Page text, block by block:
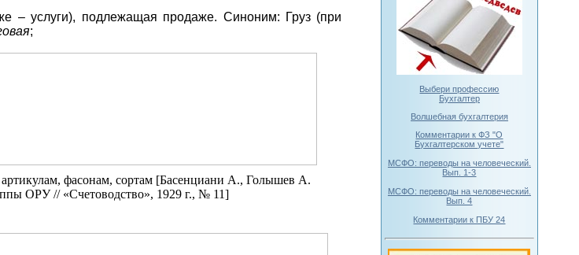
– услуги), подлежащая продаже. Синоним: Груз (при
;
фасонам, сортам [Басенциани А., Голышев А.
ОРУ // «Счетоводство», 1929 г., № 11]
Выбери профессию
Бухгалтер
Волшебная бухгалтерия
Комментарии к ФЗ "О
Бухгалтерском учете"
МСФО: переводы на человеческий.
Вып. 1-3
МСФО: переводы на человеческий.
Вып. 4
Комментарии к ПБУ 24